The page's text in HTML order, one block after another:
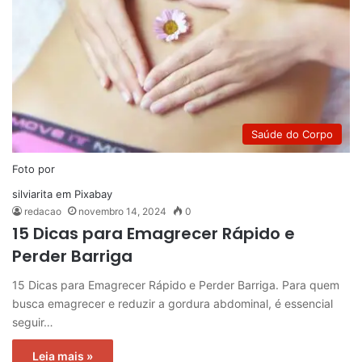
Saúde do Corpo
Foto por
silviarita em Pixabay
redacao novembro 14, 2024 0
15 Dicas para Emagrecer Rápido e
Perder Barriga
15 Dicas para Emagrecer Rápido e Perder Barriga. Para quem
busca emagrecer e reduzir a gordura abdominal, é essencial
seguir…
Leia mais »